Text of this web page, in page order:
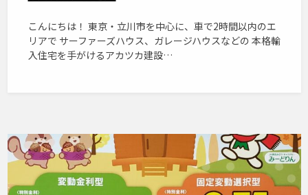
こんにちは！ 東京・立川市を中心に、車で2時間以内のエ
リアで サーファーズハウス、ガレージハウスなどの 本格輸
入住宅を手がけるアカツカ建設…